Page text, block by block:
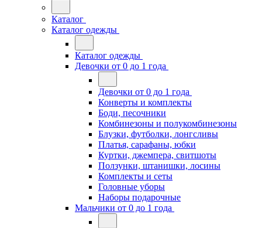
Каталог
Каталог одежды
Каталог одежды
Девочки от 0 до 1 года
Девочки от 0 до 1 года
Конверты и комплекты
Боди, песочники
Комбинезоны и полукомбинезоны
Блузки, футболки, лонгсливы
Платья, сарафаны, юбки
Куртки, джемпера, свитшоты
Ползунки, штанишки, лосины
Комплекты и сеты
Головные уборы
Наборы подарочные
Мальчики от 0 до 1 года